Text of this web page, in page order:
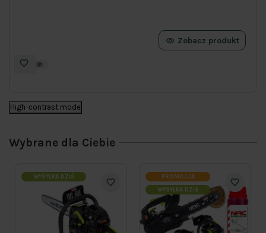
Zobacz produkt
High-contrast mode
Wybrane dla Ciebie
WYSYŁKA DZIŚ
PROMOCJA
WYSYŁKA DZIŚ